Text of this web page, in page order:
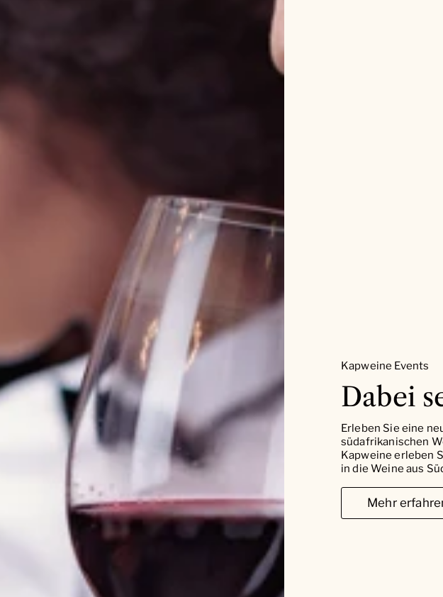
Kapweine Events
Dabei
Erleben Sie eine
südafrikanischen
Kapweine erleben
in die Weine aus
Mehr